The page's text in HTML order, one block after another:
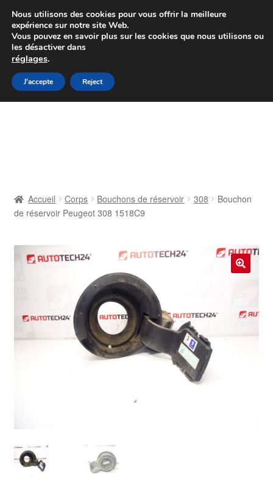
Colissimo livraison à partir de 7 EUR
Du lundi au vendredi de 9 h à 16 h
Aller
à
Aller
au
Contact
Livraison
Livraison internationale
Mon compte
Politique de confidentialité
Procédure de Réclamation
Accueil Corps Bouchons de réservoir 308
Bouchon
de réservoir Peugeot 308 1518C9
Nous utilisons des cookies pour vous offrir la meilleure
expérience sur notre site Web.
Vous pouvez en savoir plus sur les cookies que nous utilisons ou
les désactiver dans
réglages.
J'accepte Reject